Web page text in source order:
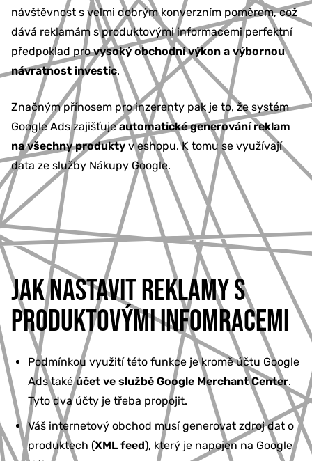
návštěvnost s velmi dobrým konverzním poměrem, což
dává reklamám s produktovými informacemi perfektní
předpoklad provysoký obchodní výkon a výbornou
návratnost investic.
Značným přínosem pro inzerenty pak je to, že systém
Google Ads zajišťujeautomatické generování reklam
na všechny produkty v eshopu. K tomu se využívají
data ze služby Nákupy Google.
JAK NASTAVIT REKLAMY S
PRODUKTOVÝMI INFOMRACEMI
Podmínkou využití této funkce je kromě účtu Google
Ads takéúčet ve službě Google Merchant Center.
Tyto dva účty je třeba propojit.
Váš internetový obchod musí generovat zdroj dat o
produktech (XML feed), který je napojen na Google